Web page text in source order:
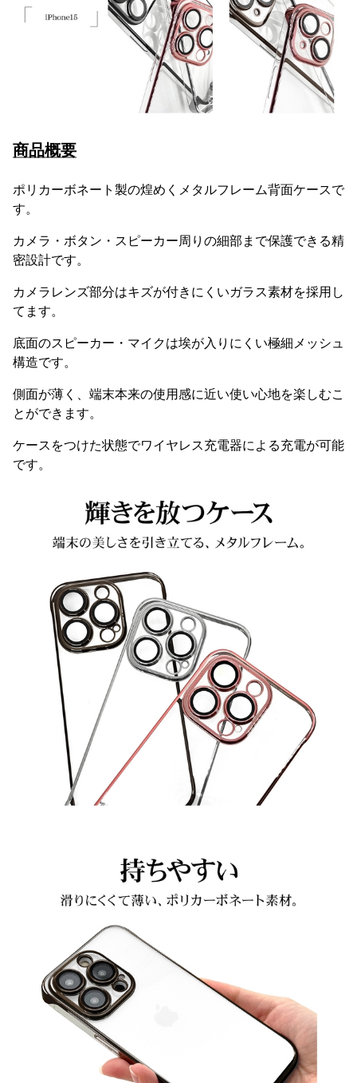
商品概要
ポリカーボネート製の煌めくメタルフレーム背面ケースで
す。
カメラ・ボタン・スピーカー周りの細部まで保護できる精
密設計です。
カメラレンズ部分はキズが付きにくいガラス素材を採用し
てます。
底面のスピーカー・マイクは埃が入りにくい極細メッシュ
構造です。
側面が薄く、端末本来の使用感に近い使い心地を楽しむこ
とができます。
ケースをつけた状態でワイヤレス充電器による充電が可能
です。